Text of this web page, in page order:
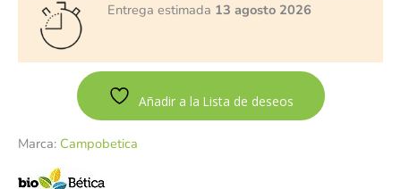
Entrega estimada 13 agosto 2026
Añadir a la Lista de deseos
Marca: Campobetica